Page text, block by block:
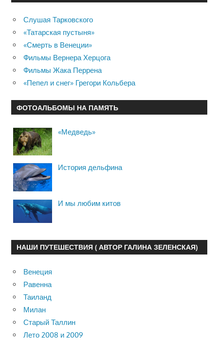
Слушая Тарковского
«Татарская пустыня»
«Смерть в Венеции»
Фильмы Вернера Херцога
Фильмы Жака Перрена
«Пепел и снег» Грегори Кольбера
ФОТОАЛЬБОМЫ НА ПАМЯТЬ
«Медведь»
История дельфина
И мы любим китов
НАШИ ПУТЕШЕСТВИЯ ( АВТОР ГАЛИНА ЗЕЛЕНСКАЯ)
Венеция
Равенна
Таиланд
Милан
Старый Таллин
Лето 2008 и 2009